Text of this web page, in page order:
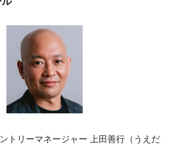
トリーマネージャー 上田善行（うえだ